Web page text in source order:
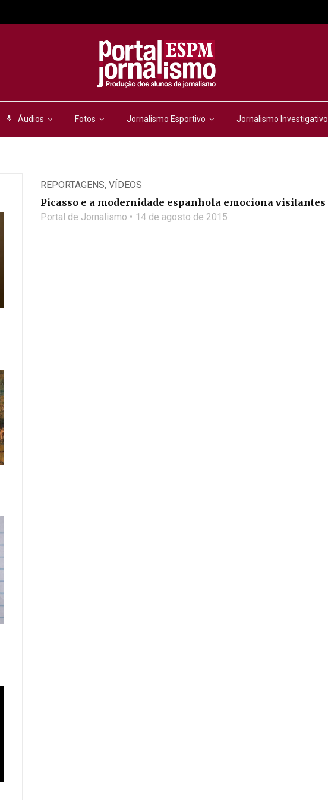
mic Áudios Fotos Jornalismo Esportivo Jornalismo Investigativo
REPORTAGENS, VÍDEOS
Picasso e a modernidade espanhola emociona visitantes
Portal de Jornalismo 14 de agosto de 2015